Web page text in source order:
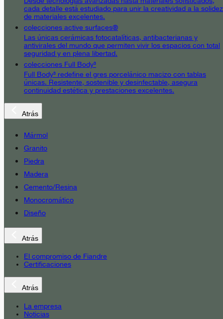
cada detalle está estudiado para unir la creatividad a la solidez
de materiales excelentes.
colecciones active surfaces®
Las únicas cerámicas fotocatalíticas, antibacterianas y
antivirales del mundo que permiten vivir los espacios con total
seguridad y en plena libertad.
colecciones Full Body³
Full Body³ redefine el gres porcelánico macizo con tablas
únicas. Resistente, sostenible y desinfectable, asegura
continuidad estética y prestaciones excelentes.
Atrás
Mármol
Granito
Piedra
Madera
Cemento/Resina
Monocromático
Diseño
Atrás
El compromiso de Fiandre
Certificaciones
Atrás
La empresa
Noticias